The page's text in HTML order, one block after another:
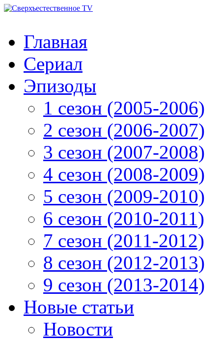
Главная
Сериал
Эпизоды
1 сезон (2005-2006)
2 сезон (2006-2007)
3 сезон (2007-2008)
4 сезон (2008-2009)
5 сезон (2009-2010)
6 сезон (2010-2011)
7 сезон (2011-2012)
8 сезон (2012-2013)
9 сезон (2013-2014)
Новые статьи
Новости